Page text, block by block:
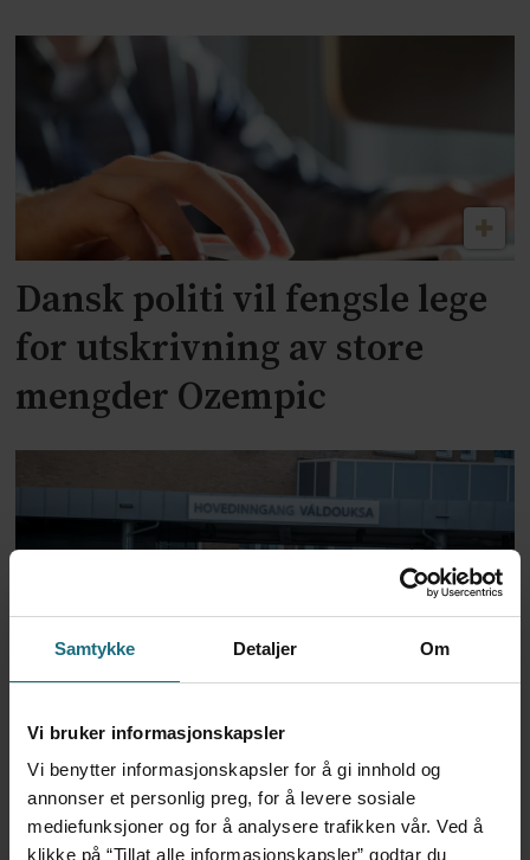
Samtykke Detaljer Om
Vi bruker informasjonskapsler
Vi benytter informasjonskapsler for å gi innhold og
annonser et personlig preg, for å levere sosiale
mediefunksjoner og for å analysere trafikken vår. Ved å
klikke på “Tillat alle informasjonskapsler” godtar du
Dansk politi vil fengsle lege
for utskrivning av store
mengder Ozempic
Feilmedisinert i 18 år – får
millionerstatning